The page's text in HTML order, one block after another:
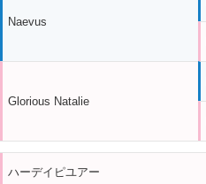
Naevus
Glorious Natalie
ハーデイピユアー